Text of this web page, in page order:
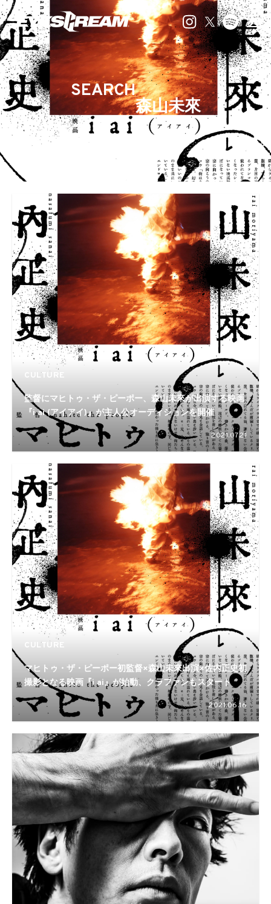
SEARCH
森山未來
CULTURE
監督にマヒトゥ・ザ・ピーポー、森山未來が出演する映画
『i ai (アイアイ)』が主人公オーディションを開催
2021.07.21
CULTURE
マヒトゥ・ザ・ピーポー初監督×森山未來出演×佐内正史初
撮影となる映画『i ai』が始動、クラファンもスタート
2021.06.16